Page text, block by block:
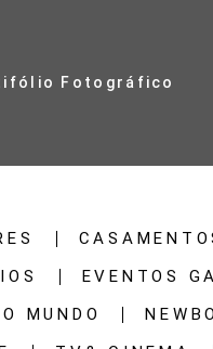
Fotográfico
EVENTOS
MUNDO